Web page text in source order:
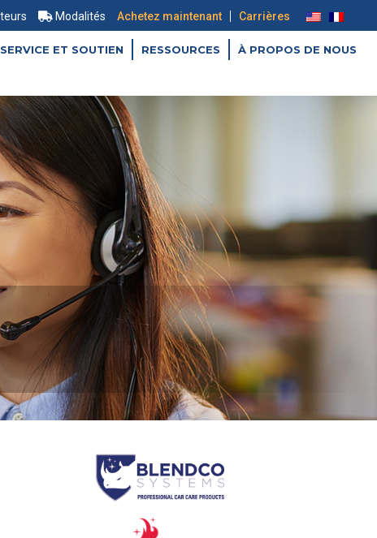
Modalités Achetez maintenant | Carrières
SERVICE ET SOUTIEN RESSOURCES À PROPOS DE NOUS